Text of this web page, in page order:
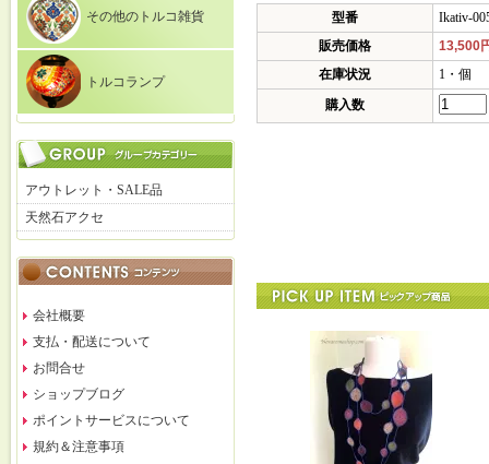
その他のトルコ雑貨
トルコランプ
アウトレット・SALE品
天然石アクセ
会社概要
支払・配送について
お問合せ
ショップブログ
ポイントサービスについて
規約＆注意事項
型番
Ikativ-
販売価格
13,500
在庫状況
1・個
購入数